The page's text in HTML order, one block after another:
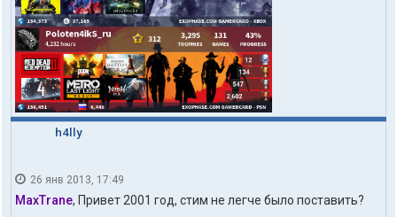
h4lly
26 янв 2013, 17:49
MaxTrane, Привет 2001 год, стим не легче было поставить?